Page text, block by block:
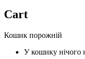
Cart
Кошик порожній
У кошику нічого